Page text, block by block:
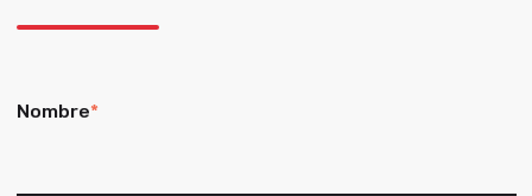
Nombre*